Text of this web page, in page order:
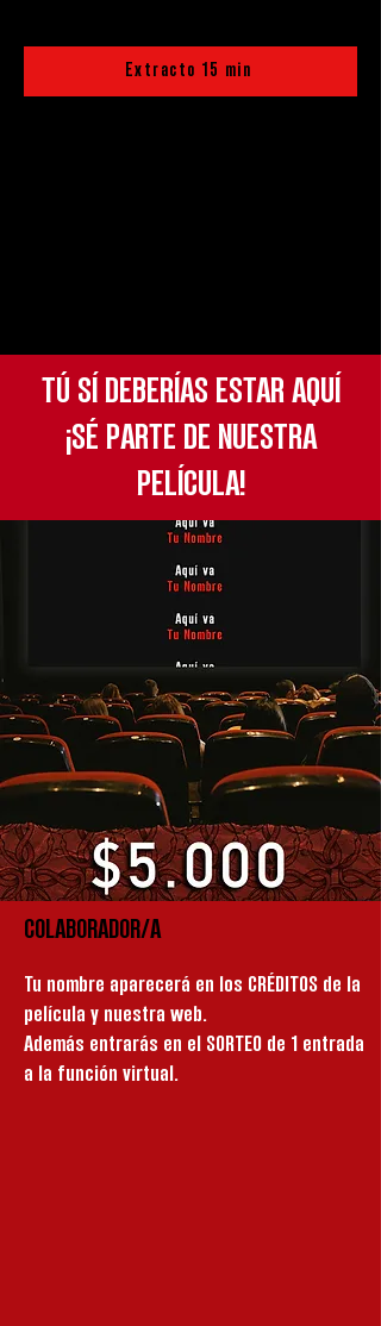
Extracto 15 min
TÚ SÍ DEBERÍAS ESTAR AQUÍ
¡SÉ PARTE DE NUESTRA
PELÍCULA!
COLABORADOR/A
Tu nombre aparecerá en los CRÉDITOS de la
película y nuestra web.
Además entrarás en el SORTEO de 1 entrada
a la función virtual.